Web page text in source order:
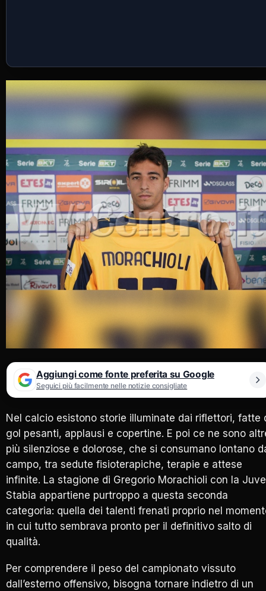
Aggiungi come fonte preferita su Google
Seguici più facilmente nelle notizie consigliate
Nel calcio esistono storie illuminate dai riflettori, fatte
gol pesanti, applausi e copertine. E poi ce ne sono
più silenziose e dolorose, che si consumano lontano
campo, tra sedute fisioterapiche, terapie e attese
infinite. La stagione di Gregorio Morachioli con la Juve
Stabia appartiene purtroppo a questa seconda
categoria: quella dei talenti frenati proprio nel
in cui tutto sembrava pronto per il definitivo salto di
qualità.
Per comprendere il peso del campionato vissuto
dall’esterno offensivo, bisogna tornare indietro di un